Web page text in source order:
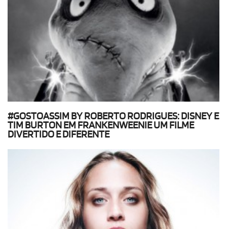
#GOSTOASSIM BY ROBERTO RODRIGUES: DISNEY E
TIM BURTON EM FRANKENWEENIE UM FILME
DIVERTIDO E DIFERENTE